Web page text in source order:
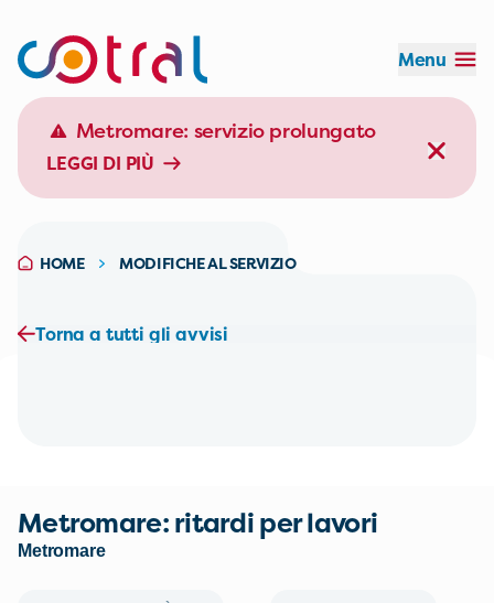
Menu
Metromare: servizio prolungato
LEGGI DI PIÙ
HOME MODIFICHE AL SERVIZIO
Torna a tutti gli avvisi
Metromare: ritardi per lavori
Metromare
Effettua il login
Orario: